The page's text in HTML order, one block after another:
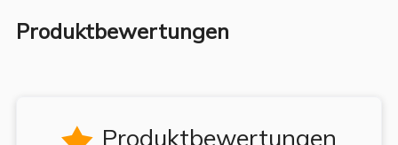
Produktbewertungen
Produktbewertungen